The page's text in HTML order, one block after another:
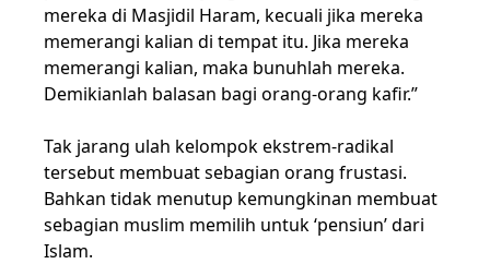
mereka di Masjidil Haram, kecuali jika mereka
memerangi kalian di tempat itu. Jika mereka
memerangi kalian, maka bunuhlah mereka.
Demikianlah balasan bagi orang-orang kafir.”
Tak jarang ulah kelompok ekstrem-radikal
tersebut membuat sebagian orang frustasi.
Bahkan tidak menutup kemungkinan membuat
sebagian muslim memilih untuk ‘pensiun’ dari
Islam.